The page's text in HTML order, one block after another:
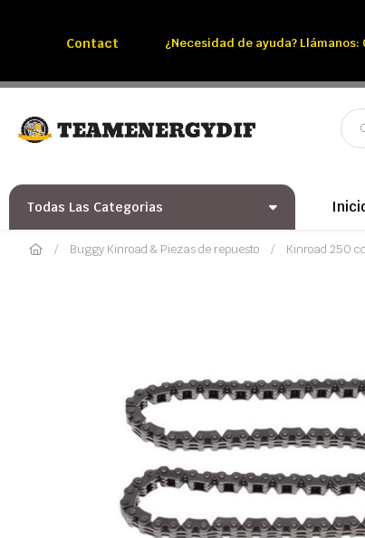
Contact ¿Necesidad de ayuda? Llámanos:
Todas Las Categorias
Buggy Kinroad & Piezas de repuesto Kinroad 250 cc